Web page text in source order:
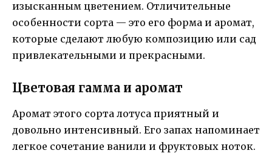
изысканным цветением. Отличительные
особенности сорта — это его форма и аромат,
которые сделают любую композицию или сад
привлекательными и прекрасными.
Цветовая гамма и аромат
Аромат этого сорта лотуса приятный и
довольно интенсивный. Его запах напоминает
легкое сочетание ванили и фруктовых ноток.